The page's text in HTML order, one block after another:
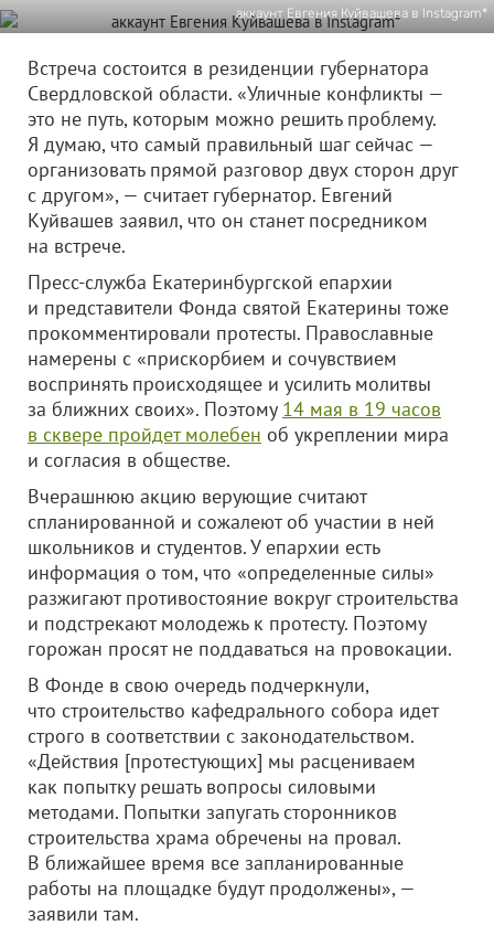
аккаунт Евгения Куйвашева в Instagram*
Встреча состоится в резиденции губернатора
Свердловской области. «Уличные конфликты —
это не путь, которым можно решить проблему.
Я думаю, что самый правильный шаг сейчас —
организовать прямой разговор двух сторон друг
с другом», — считает губернатор. Евгений
Куйвашев заявил, что он станет посредником
на встрече.
Пресс-служба Екатеринбургской епархии
и представители Фонда святой Екатерины тоже
прокомментировали протесты. Православные
намерены с «при­скорбием и сочувстви­ем
воспринять происх­одящее и усилить мол­итвы
за ближних свои­х». Поэтому 14 мая в 19 часов
в сквере пройдет молебен об укреплении мира
и согласия в обществе.
Вчерашнюю акцию верующие считают
спланированной и сожалеют об участии в ней
школьников и студентов. У епархии есть
информация о том, что «определенные силы»
разжигают противостояние вокруг строительства
и подстрекают молодежь к протесту. Поэтому
горожан просят не поддаваться на провокации.
В Фонде в свою очередь подчеркнули,
что строительство кафедрального собора идет
строго в соответствии с законодательством.
«Действия [протестующих] мы расцениваем
как попытку решать вопросы силовыми
методами. Попытки запугать сторонников
строительства храма обречены на провал.
В ближайшее время все запланированные
работы на площадке будут продолжены», —
заявили там.